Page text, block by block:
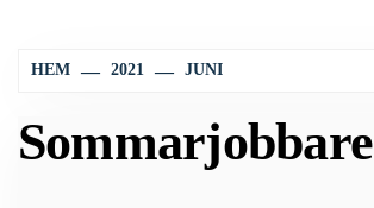
HEM 2021 JUNI
Sommarjobbare